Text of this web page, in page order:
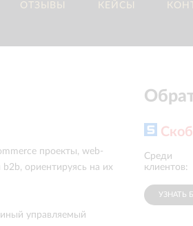
ОТЗЫВЫ КЕЙСЫ
проекты, web-
ориентируясь на их
управляемый
Среди
клиентов:
Midea Group Co.
УЗНАТЬ